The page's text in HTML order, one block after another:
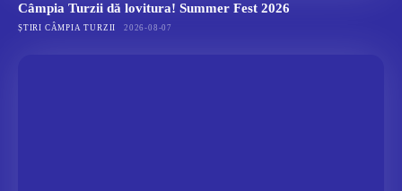
Câmpia Turzii dă lovitura! Summer Fest 2026
ȘTIRI CÂMPIA TURZII 2026-08-07